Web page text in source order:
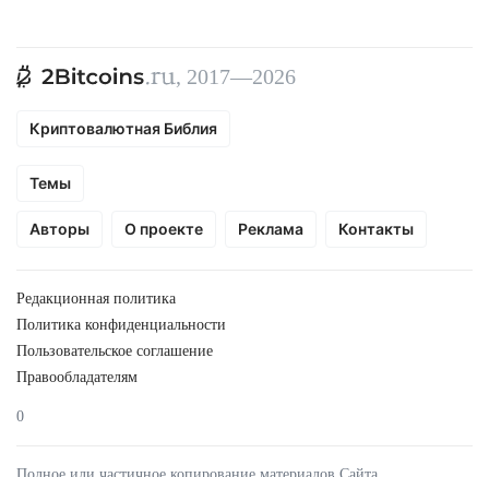
, 2017—2026
Криптовалютная Библия
Темы
Авторы О проекте Реклама Контакты
Редакционная политика
Политика конфиденциальности
Пользовательское соглашение
Правообладателям
0